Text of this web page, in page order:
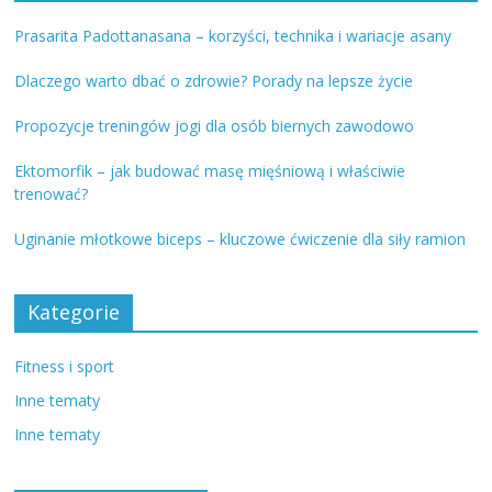
Prasarita Padottanasana – korzyści, technika i wariacje asany
Dlaczego warto dbać o zdrowie? Porady na lepsze życie
Propozycje treningów jogi dla osób biernych zawodowo
Ektomorfik – jak budować masę mięśniową i właściwie
trenować?
Uginanie młotkowe biceps – kluczowe ćwiczenie dla siły ramion
Kategorie
Fitness i sport
Inne tematy
Inne tematy